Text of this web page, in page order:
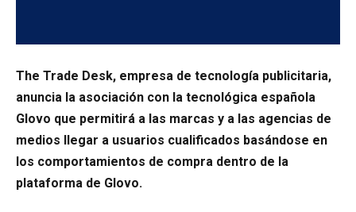
The Trade Desk, empresa de tecnología publicitaria,
anuncia la asociación con la tecnológica española
Glovo que permitirá a las marcas y a las agencias de
medios llegar a usuarios cualificados basándose en
los comportamientos de compra dentro de la
plataforma de Glovo.